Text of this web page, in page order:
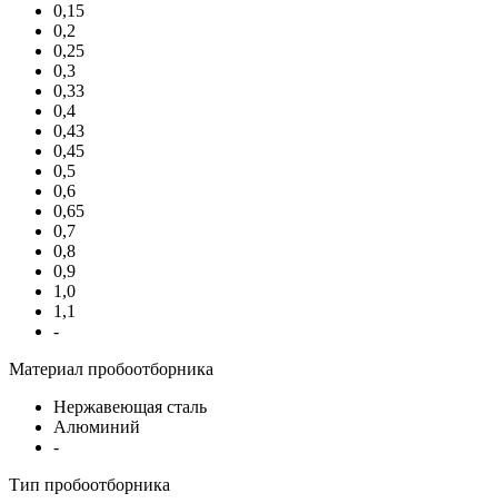
0,15
0,2
0,25
0,3
0,33
0,4
0,43
0,45
0,5
0,6
0,65
0,7
0,8
0,9
1,0
1,1
-
Материал пробоотборника
Нержавеющая сталь
Алюминий
-
Тип пробоотборника